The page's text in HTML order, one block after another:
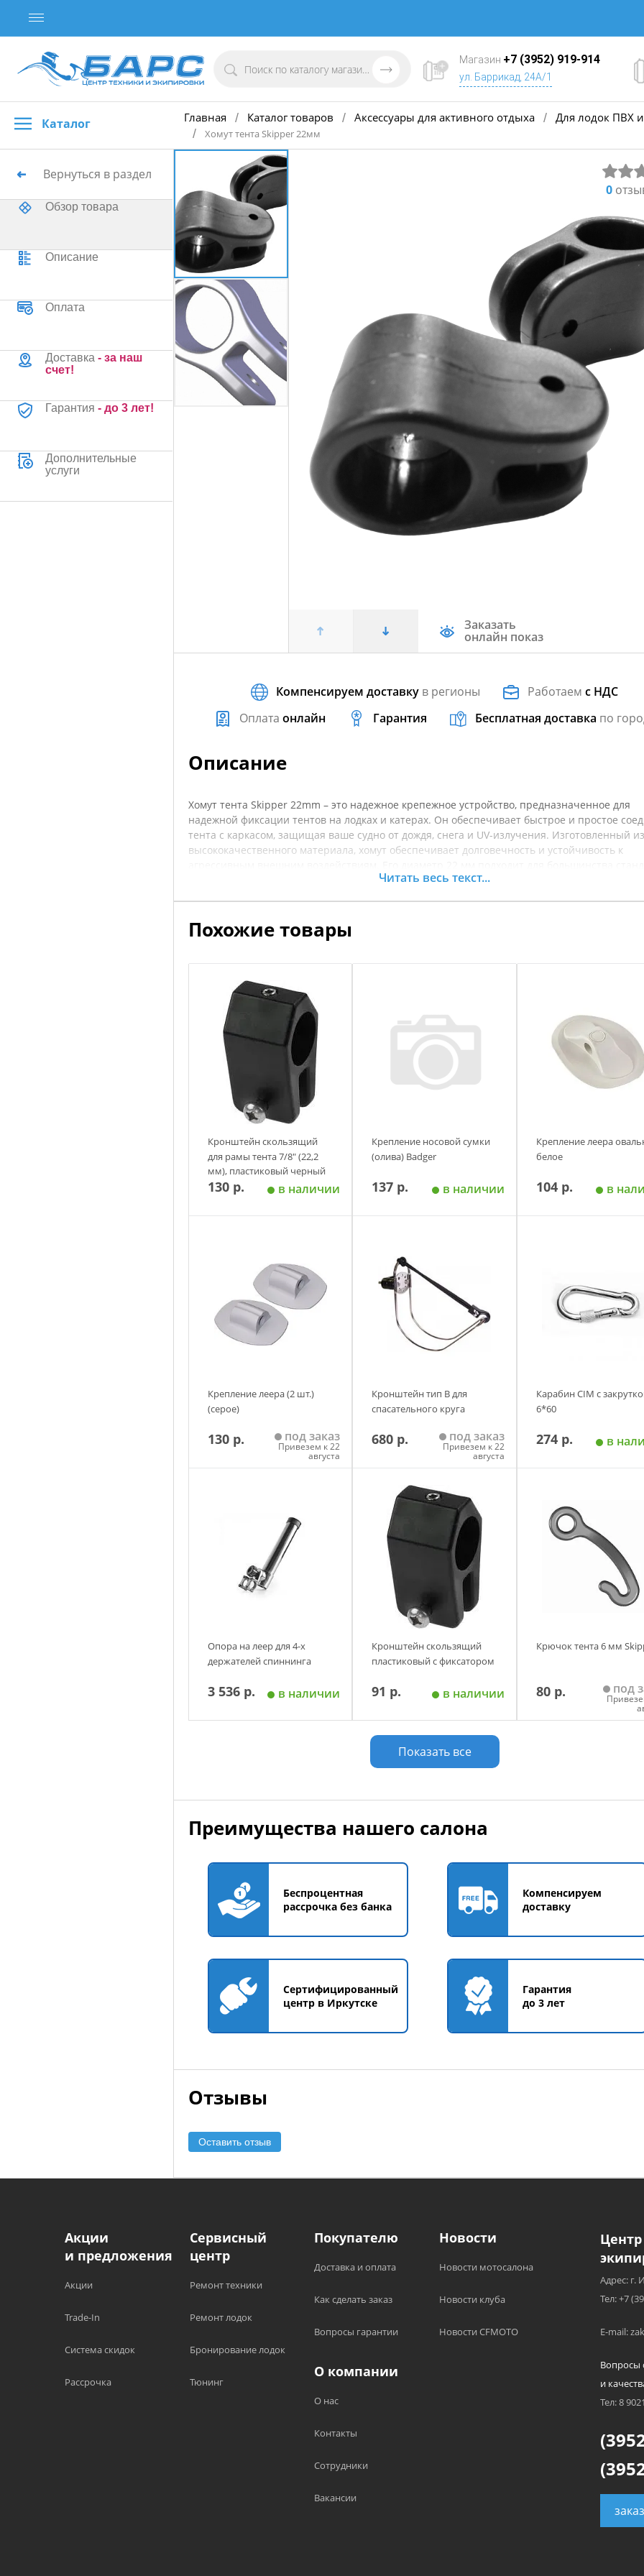
Магазин +7 (3952) 919-914
ул. Баррикад, 24А/1
Каталог Главная / Каталог товаров / Аксессуары для активного отдыха / Для лодок ПВХ и
/
Хомут тента Skipper 22мм
Вернуться в раздел
Обзор товара
Описание
Оплата
Доставка - за наш
счет!
Гарантия - до 3 лет!
Дополнительные
услуги
0
Заказать
онлайн показ
Компенсируем доставку в регионы Работаемс НДС
Оплата онлайн Гарантия Бесплатная доставка по
Описание
Хомут тента Skipper 22mm – это надежное крепежное устройство, предназначенное для
надежной фиксации тентов на лодках и катерах. Он обеспечивает быстрое и простое
тента с каркасом, защищая ваше судно от дождя, снега и UV-излучения. Изготовленный из
высококачественного материала, хомут обеспечивает долговечность и устойчивость к
каркасных конструкций, позволяя легко монтировать и демонтировать тенты. Хомут также
покупкой рекомендуется уточнять характеристики товара.
Читать весь текст...
Похожие товары
Кронштейн скользящий
для рамы тента 7/8" (22,2
мм), пластиковый черный
130 р. в наличии
Крепление носовой сумки
(олива) Badger
137 р. в наличии
Крепление леера
белое
104 р. в
Крепление леера (2 шт.)
(серое)
130 р. под заказ
Привезем к 22
августа
Кронштейн тип В для
спасательного круга
680 р. под заказ
Привезем к 22
августа
Добавить в корзину
Карабин CIM с
6*60
274 р. в
Опора на леер для 4-х
держателей спиннинга
3 536 р. в наличии
Кронштейн скользящий
пластиковый с фиксатором
91 р. в наличии
Добавить в корзину
Крючок тента 6 мм
80 р. под
Показать все
Преимущества нашего салона
Беспроцентная
рассрочка без банка
Компенсируем
доставку
Сертифицированный
центр в Иркутске
Гарантия
до 3 лет
Отзывы
Оставить отзыв
Акции
и предложения
Акции
Trade-In
Система скидок
Рассрочка
Сервисный
центр
Ремонт техники
Ремонт лодок
Бронирование лодок
Тюнинг
Покупателю
Доставка и оплата
Как сделать заказ
Вопросы гарантии
Новости
Новости мотосалона
Новости клуба
Новости CFMOTO
О компании
О нас
Контакты
Сотрудники
Вакансии
Адрес: г.
Тел: +7
E-mail:
Вопросы
и
Тел: 8